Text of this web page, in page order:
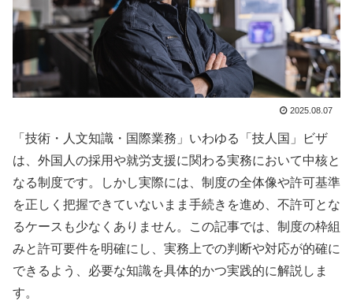
2025.08.07
「技術・人文知識・国際業務」いわゆる「技人国」ビザ
は、外国人の採用や就労支援に関わる実務において中核と
なる制度です。しかし実際には、制度の全体像や許可基準
を正しく把握できていないまま手続きを進め、不許可とな
るケースも少なくありません。この記事では、制度の枠組
みと許可要件を明確にし、実務上での判断や対応が的確に
できるよう、必要な知識を具体的かつ実践的に解説しま
す。